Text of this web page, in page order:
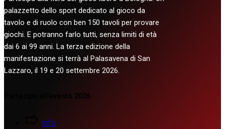
palazzetto dello sport dedicato al gioco da
tavolo e di ruolo con ben 150 tavoli per provare
giochi. E potranno farlo tutti, senza limiti di età
dai 6 ai 99 anni. La terza edizione della
manifestazione si terrà al Palasavena di San
Lazzaro, il 19 e 20 settembre 2026.
Partecipa all’evento 2026
Info